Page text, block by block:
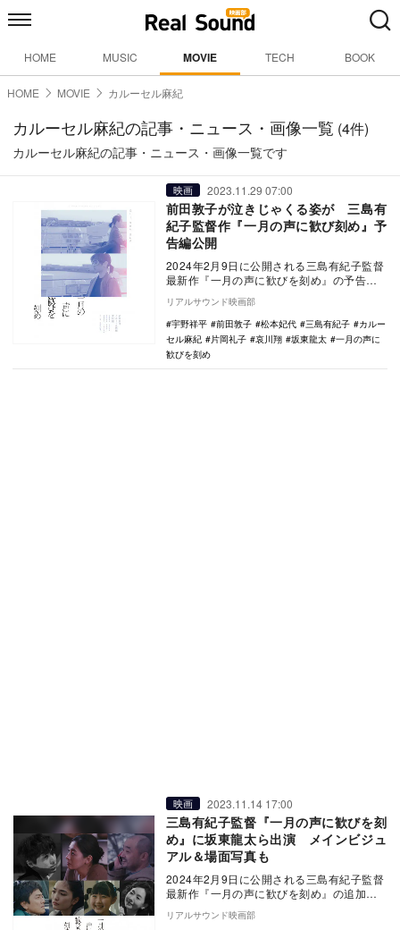
HOME MUSIC MOVIE TECH BOOK
HOME MOVIE カルーセル麻紀
カルーセル麻紀の記事・ニュース・画像一覧 (4件)
カルーセル麻紀の記事・ニュース・画像一覧です
映画 2023.11.29 07:00
前田敦子が泣きじゃくる姿が 三島有
紀子監督作『一月の声に歓び刻め』予
告編公開
2024年2月9日に公開される三島有紀子監督
最新作『一月の声に歓びを刻め』の予告編
が公開された。 三島監督の長編10作目と
な…
リアルサウンド映画部
宇野祥平
前田敦子 松本妃代 三島有紀子
カルー
セル麻紀
片岡礼子 哀川翔 坂東龍太
一月の声に
歓びを刻め
映画 2023.11.14 17:00
三島有紀子監督『一月の声に歓びを刻
め』に坂東龍太ら出演 メインビジュ
アル＆場面写真も
2024年2月9日に公開される三島有紀子監督
最新作『一月の声に歓びを刻め』の追加キ
ャストが発表され、あわせてメインビジュ
アルと場…
リアルサウンド映画部